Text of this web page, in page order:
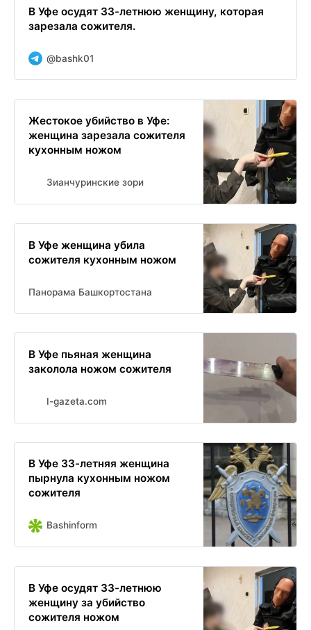
В Уфе осудят 33-летнюю женщину, которая
зарезала сожителя.
@bashk01
Жестокое убийство в Уфе:
женщина зарезала сожителя
кухонным ножом
Зианчуринские зори
В Уфе женщина убила
сожителя кухонным ножом
Панорама Башкортостана
В Уфе пьяная женщина
заколола ножом сожителя
I-gazeta.com
В Уфе 33-летняя женщина
пырнула кухонным ножом
сожителя
Bashinform
В Уфе осудят 33-летнюю
женщину за убийство
сожителя ножом